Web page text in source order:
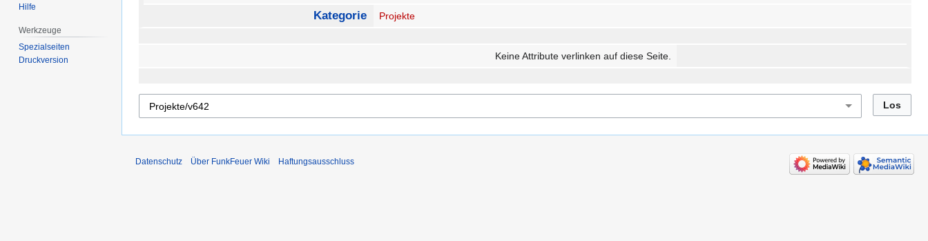
Kategorie Projekte
Keine Attribute verlinken auf diese Seite.
Hilfe
Werkzeuge
Spezialseiten
Druckversion
Datenschutz Über FunkFeuer Wiki Haftungsausschluss